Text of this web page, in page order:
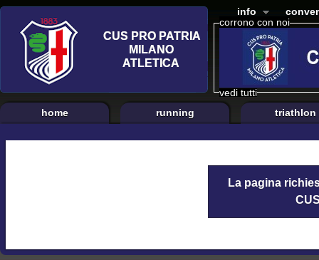
corrono con noi
vedi tutti
info
home running triathlon
La pagina